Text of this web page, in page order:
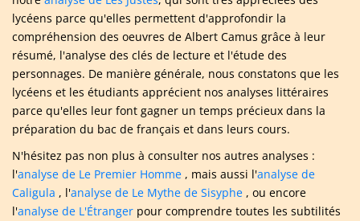
lycéens parce qu'elles permettent d'approfondir la
compréhension des oeuvres de Albert Camus grâce à leur
résumé, l'analyse des clés de lecture et l'étude des
personnages. De manière générale, nous constatons que les
lycéens et les étudiants apprécient nos analyses littéraires
parce qu'elles leur font gagner un temps précieux dans la
préparation du bac de français et dans leurs cours.
N'hésitez pas non plus à consulter nos autres analyses :
l'analyse de Le Premier Homme , mais aussi l'analyse de
Caligula , l'analyse de Le Mythe de Sisyphe , ou encore
l'analyse de L'Étranger pour comprendre toutes les subtilités